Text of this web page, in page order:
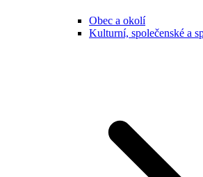
Obec a okolí
Kulturní, společenské a